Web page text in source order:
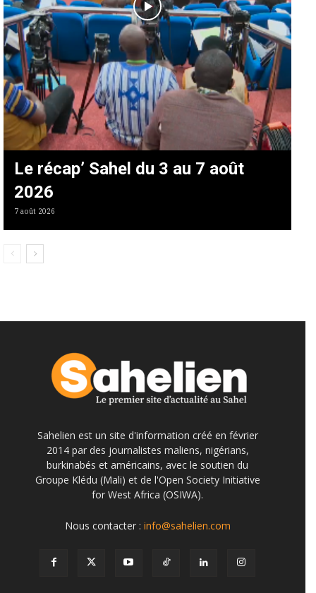
Le récap’ Sahel du 3 au 7 août
2026
7 août 2026
Sahelien est un site d'information créé en février
2014 par des journalistes maliens, nigérians,
burkinabés et américains, avec le soutien du
Groupe Klédu (Mali) et de l'Open Society Initiative
for West Africa (OSIWA).
Nous contacter : info@sahelien.com